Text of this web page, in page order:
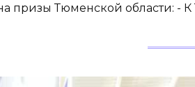
призы Тюменской области: -